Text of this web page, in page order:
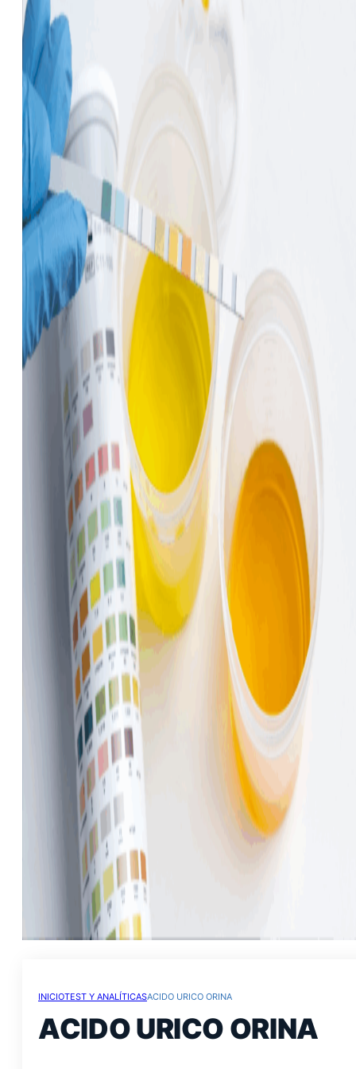
INICIOTEST Y ANALÍTICASACIDO URICO ORINA
ACIDO URICO ORINA